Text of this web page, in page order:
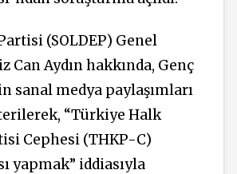
(SOLDEP) Genel
Can Aydın hakkında, Genç
sanal medya paylaşımları
“Türkiye Halk
Cephesi (THKP-C)
yapmak” iddiasıyla